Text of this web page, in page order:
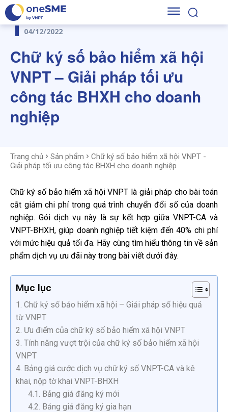
04/12/2022
Chữ ký số bảo hiểm xã hội
VNPT – Giải pháp tối ưu
công tác BHXH cho doanh
nghiệp
Trang chủ Sản phẩm
Chữ ký số bảo hiểm xã hội VNPT -
Giải pháp tối ưu công tác BHXH cho doanh nghiệp
Chữ ký số bảo hiểm xã hội VNPT là giải pháp cho bài toán
cắt giảm chi phí trong quá trình chuyển đổi số của doanh
nghiệp. Gói dịch vụ này là sự kết hợp giữa VNPT-CA và
VNPT-BHXH, giúp doanh nghiệp tiết kiệm đến 40% chi phí
với mức hiệu quả tối đa. Hãy cùng tìm hiểu thông tin về sản
phẩm dịch vụ ưu đãi này trong bài viết dưới đây.
Mục lục
1. Chữ ký số bảo hiểm xã hội – Giải pháp số hiệu quả
từ VNPT
2. Ưu điểm của chữ ký số bảo hiểm xã hội VNPT
3. Tính năng vượt trội của chữ ký số bảo hiểm xã hội
VNPT
4. Bảng giá cước dịch vụ chữ ký số VNPT-CA và kê
khai, nộp tờ khai VNPT-BHXH
4.1. Bảng giá đăng ký mới
4.2. Bảng giá đăng ký gia hạn